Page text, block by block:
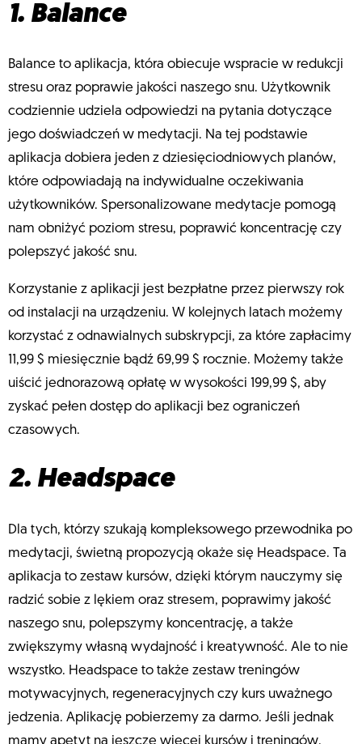
1. Balance
Balance to aplikacja, która obiecuje wspracie w redukcji
stresu oraz poprawie jakości naszego snu. Użytkownik
codziennie udziela odpowiedzi na pytania dotyczące
jego doświadczeń w medytacji. Na tej podstawie
aplikacja dobiera jeden z dziesięciodniowych planów,
które odpowiadają na indywidualne oczekiwania
użytkowników. Spersonalizowane medytacje pomogą
nam obniżyć poziom stresu, poprawić koncentrację czy
polepszyć jakość snu.
Korzystanie z aplikacji jest bezpłatne przez pierwszy rok
od instalacji na urządzeniu. W kolejnych latach możemy
korzystać z odnawialnych subskrypcji, za które zapłacimy
11,99 $ miesięcznie bądź 69,99 $ rocznie. Możemy także
uiścić jednorazową opłatę w wysokości 199,99 $, aby
zyskać pełen dostęp do aplikacji bez ograniczeń
czasowych.
2. Headspace
Dla tych, którzy szukają kompleksowego przewodnika po
medytacji, świetną propozycją okaże się Headspace. Ta
aplikacja to zestaw kursów, dzięki którym nauczymy się
radzić sobie z lękiem oraz stresem, poprawimy jakość
naszego snu, polepszymy koncentrację, a także
zwiększymy własną wydajność i kreatywność. Ale to nie
wszystko. Headspace to także zestaw treningów
motywacyjnych, regeneracyjnych czy kurs uważnego
jedzenia. Aplikację pobierzemy za darmo. Jeśli jednak
mamy apetyt na jeszcze więcej kursów i treningów,